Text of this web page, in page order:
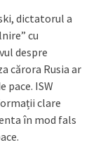
dictatorul a
cu
despre
cărora Rusia ar
pace. ISW
clare
în mod fals